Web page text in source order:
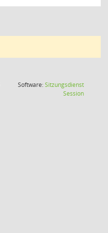
Software:Sitzungsdienst
Session(Wird in